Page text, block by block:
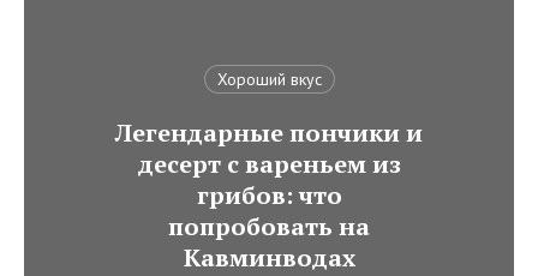
Хороший вкус
Легендарные пончики и
десерт с вареньем из
грибов: что
попробовать на
Кавминводах